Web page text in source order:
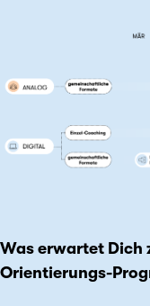
Was erwartet Dich
Orientierungs-